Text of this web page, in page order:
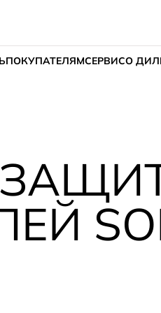
ПОКУПАТЕЛЯМСЕРВИСО